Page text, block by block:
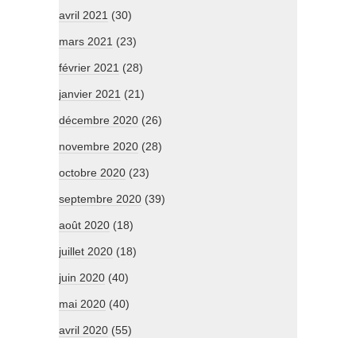
avril 2021 (30)
mars 2021 (23)
février 2021 (28)
janvier 2021 (21)
décembre 2020 (26)
novembre 2020 (28)
octobre 2020 (23)
septembre 2020 (39)
août 2020 (18)
juillet 2020 (18)
juin 2020 (40)
mai 2020 (40)
avril 2020 (55)